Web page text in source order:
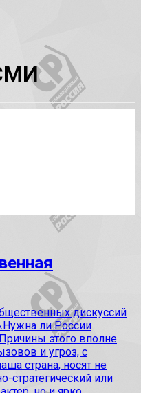
дискуссий
ли России
этого вполне
и угроз, с
страна, носят не
стратегический или